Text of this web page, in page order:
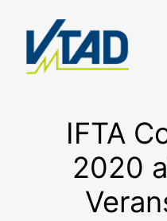
springen
IFTA
2020